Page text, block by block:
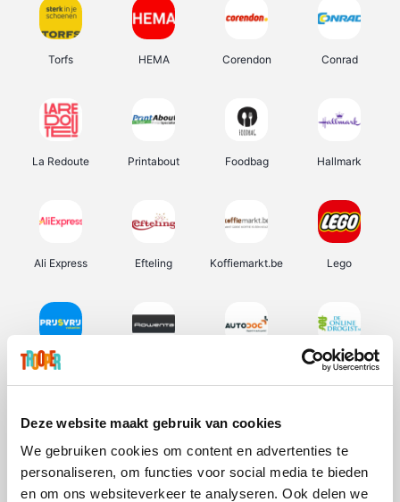
Deze website maakt gebruik van cookies
We gebruiken cookies om content en advertenties te
personaliseren, om functies voor social media te bieden
en om ons websiteverkeer te analyseren. Ook delen we
Torfs HEMA Corendon Conrad
La Redoute Printabout Foodbag Hallmark
Ali Express Efteling Koffiemarkt.be Lego
Prijsvrij De Online Drogist
Vidaxl Plopsa Lampenlicht.be Adidas